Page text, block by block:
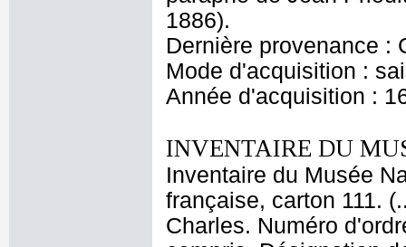
1886).
Dernière provenance :
Mode d'acquisition :
Année d'acquisition :
INVENTAIRE DU
Inventaire du Musée
française, carton 111.
Charles. Numéro